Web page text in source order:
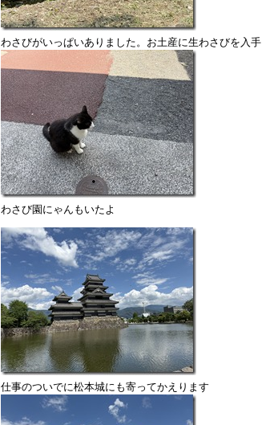
わさびがいっぱいありました。お土産に生わさびを入手
わさび園にゃんもいたよ
仕事のついでに松本城にも寄ってかえります